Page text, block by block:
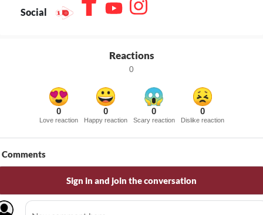
Social
Reactions
0
0
Love reaction
0
Happy reaction
0
Scary reaction
0
Dislike reaction
Comments
Sign in and join the conversation